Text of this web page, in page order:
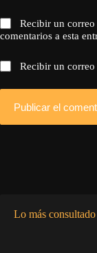
Recibir un
comentarios a esta
Recibir un correo
Publicar el
Lo más